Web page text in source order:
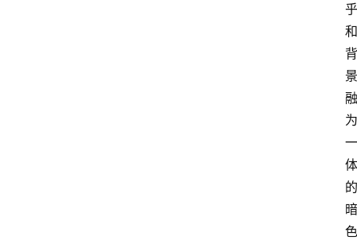
乎
和
背
景
融
为
一
体
的
暗
色